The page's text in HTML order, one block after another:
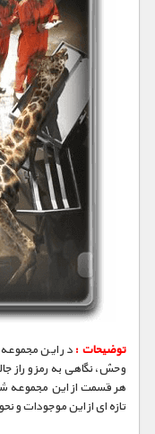
علم و فناوری
فرهنگ / هنر
کیهان / نجوم
گردشگری
ماورایی
مسابقات / ورزشی
مستند های اختصاصی
توضیحات : در این
وحش، نگاهی به رمز و راز
هر قسمت از این مجموعه
تازه‌ ای از این موجودات و